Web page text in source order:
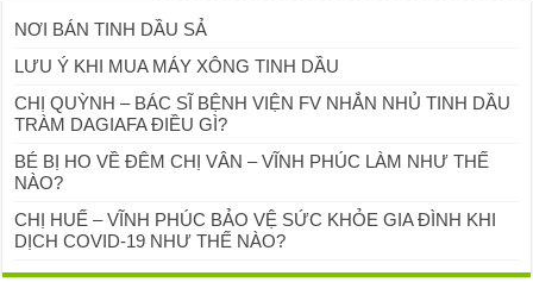
NƠI BÁN TINH DẦU SẢ
LƯU Ý KHI MUA MÁY XÔNG TINH DẦU
CHỊ QUỲNH – BÁC SĨ BỆNH VIỆN FV NHẮN NHỦ TINH DẦU
TRÀM DAGIAFA ĐIỀU GÌ?
BÉ BỊ HO VỀ ĐÊM CHỊ VÂN – VĨNH PHÚC LÀM NHƯ THẾ
NÀO?
CHỊ HUẾ – VĨNH PHÚC BẢO VỆ SỨC KHỎE GIA ĐÌNH KHI
DỊCH COVID-19 NHƯ THẾ NÀO?